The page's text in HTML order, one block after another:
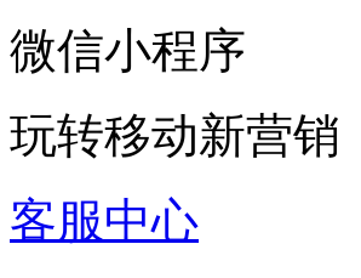
微信小程序
玩转移动新营销
客服中心